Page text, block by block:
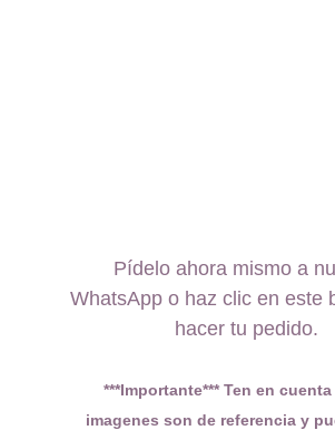
Pídelo ahora mismo a
WhatsApp o haz clic en este
hacer tu pedido.
***Importante*** Ten en
imagenes son de referencia y